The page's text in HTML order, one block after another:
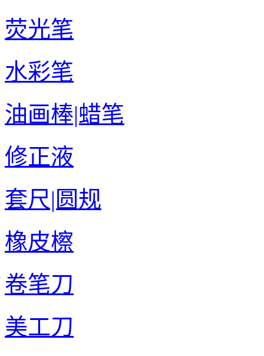
荧光笔
水彩笔
油画棒|蜡笔
修正液
套尺|圆规
橡皮檫
卷笔刀
美工刀